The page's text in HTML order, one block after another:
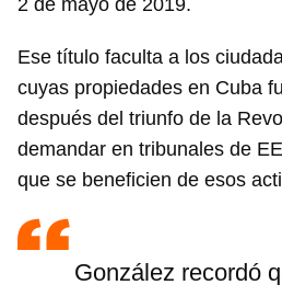
2 de mayo de 2019.
Ese título faculta a los
cuyas propiedades en Cuba
después del triunfo de la
demandar en tribunales de
que se beneficien de esos
González recordó